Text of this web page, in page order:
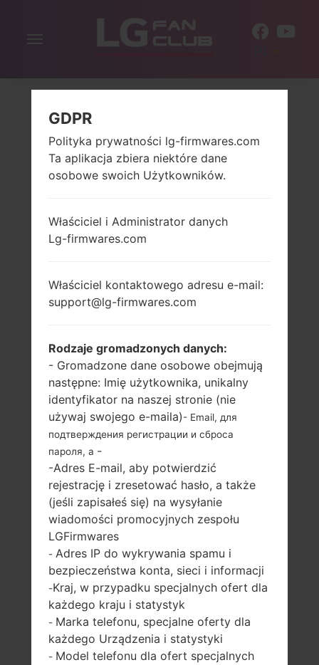
Włącz
LG AS991 (LGAS991) Z
SERII LG G4
5.5 in, 82.2 cm2
(~75.3% stosunek
ekranu do ciała)
1440 x 2560 pikseli
16:9 ratio (~538
gęstość pikseli na
cal)
1.8 GHz,
Qualcomm
MSM8992
Snapdragon 808
GDPR
Polityka prywatności lg-firmwares.com
Ta aplikacja zbiera niektóre dane
osobowe swoich Użytkowników.
Właściciel i Administrator danych
Lg-firmwares.com
Właściciel kontaktowego adresu e-mail:
support@lg-firmwares.com
Rodzaje gromadzonych danych:
- Gromadzone dane osobowe obejmują
następne: Imię użytkownika, unikalny
identyfikator na naszej stronie (nie
używaj swojego e-maila)- Email, для
подтверждения регистрации и сброса
пароля, а -
-Adres E-mail, aby potwierdzić
rejestrację i zresetować hasło, a także
(jeśli zapisałeś się) na wysyłanie
wiadomości promocyjnych zespołu
LGFirmwares
- Adres IP do wykrywania spamu i
bezpieczeństwa konta, sieci i informacji
-Kraj, w przypadku specjalnych ofert dla
każdego kraju i statystyk
- Marka telefonu, specjalne oferty dla
każdego Urządzenia i statystyki
- Model telefonu dla ofert specjalnych